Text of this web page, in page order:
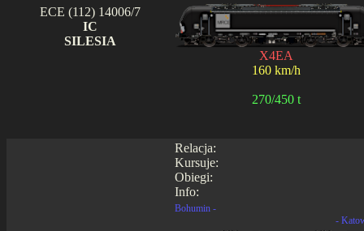
ECE (112) 14006/7
IC
SILESIA
X4EA
160 km/h
270/450 t
Relacja:
Kursuje:
Obiegi:
Info:
Bohumin -
-